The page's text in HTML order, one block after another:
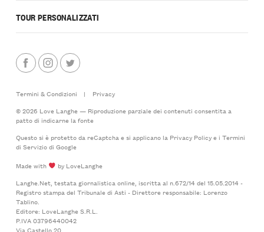
TOUR PERSONALIZZATI
Termini & Condizioni |
Privacy
© 2026 Love Langhe — Riproduzione parziale dei contenuti consentita a
patto di indicarne la fonte
Questo si è protetto da reCaptcha e si applicano la Privacy Policye i Termini
di Serviziodi Google
Made with
by LoveLanghe
Langhe.Net, testata giornalistica online, iscritta al n.672/14 del 15.05.2014 -
Registro stampa del Tribunale di Asti - Direttore responsabile: Lorenzo
Tablino.
Editore: LoveLanghe S.R.L.
P.IVA 03796440042
Via Castello 20